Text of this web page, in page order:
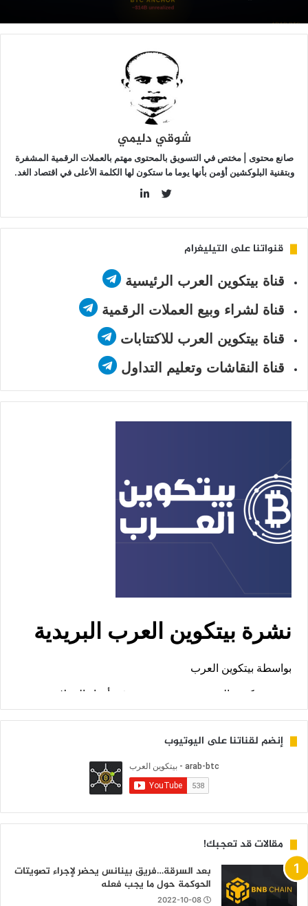
منذ
يونيو:
شوقي دليمي
صانع محتوى | مختص في التسويق بالمحتوى مهتم بالعملات الرقمية المشفرة
وبتقنية البلوكشين أؤمن بأنها يوما ما ستكون لها الكلمة الأعلى في اقتصاد الغد.
قنواتنا على التيليغرام
قناة بيتكوين العرب الرئيسية
قناة لشراء وبيع العملات الرقمية
قناة بيتكوين العرب للاكتتابات
قناة النقاشات وتعليم التداول
إنضم لقناتنا على اليوتيوب
مقالات قد تعجبك!
بعد السرقة…فريق بينانس يحضر لإجراء تصويتات
الحوكمة حول ما يجب فعله
2022-10-08